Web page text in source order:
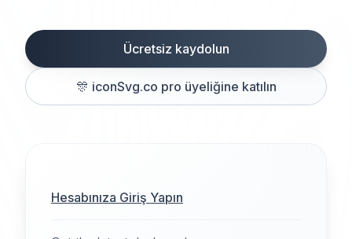
Ücretsiz kaydolun
🎊 iconSvg.co pro üyeliğine katılın
Hesabınıza Giriş Yapın